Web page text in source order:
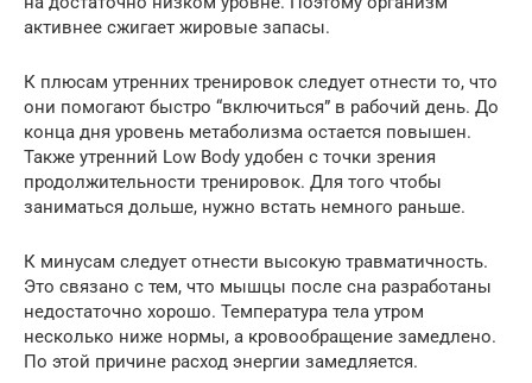
активнее сжигает жировые запасы.
К плюсам утренних тренировок следует отнести то, что
они помогают быстро “включиться” в рабочий день. До
конца дня уровень метаболизма остается повышен.
Также утренний Low Body удобен с точки зрения
продолжительности тренировок. Для того чтобы
заниматься дольше, нужно встать немного раньше.
К минусам следует отнести высокую травматичность.
Это связано с тем, что мышцы после сна разработаны
недостаточно хорошо. Температура тела утром
несколько ниже нормы, а кровообращение замедлено.
По этой причине расход энергии замедляется.